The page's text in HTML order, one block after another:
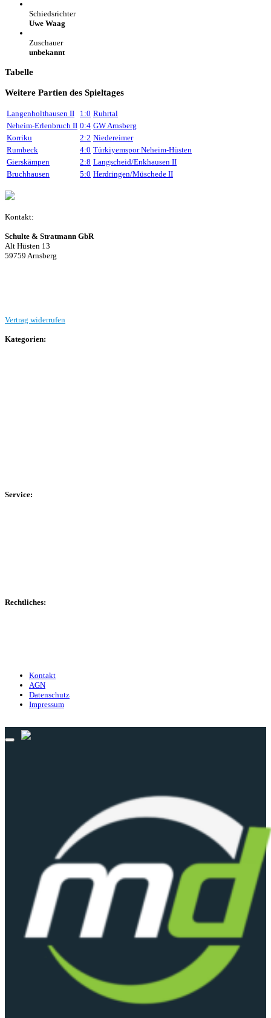
Schiedsrichter
Uwe Waag
Zuschauer
unbekannt
Tabelle
Weitere Partien des Spieltages
Langenholthausen II 1:0 Ruhrtal
Neheim-Erlenbruch II 0:4 GW Arnsberg
Korriku
2:2 Niedereimer
Rumbeck
4:0 Türkiyemspor Neheim-Hüsten
Gierskämpen
2:8 Langscheid/Enkhausen II
Bruchhausen
5:0 Herdringen/Müschede II
Kontakt:
Schulte & Stratmann GbR
Alt Hüsten 13
59759 Arnsberg
Vertrag widerrufen
Kategorien:
Service:
Rechtliches:
Kontakt
AGN
Datenschutz
Impressum